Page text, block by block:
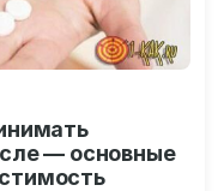
— основные